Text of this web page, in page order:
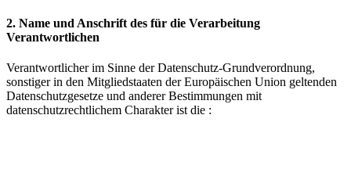
2. Name und Anschrift des für die Verarbeitung
Verantwortlichen
Verantwortlicher im Sinne der Datenschutz-Grundverordnung,
sonstiger in den Mitgliedstaaten der Europäischen Union geltenden
Datenschutzgesetze und anderer Bestimmungen mit
datenschutzrechtlichem Charakter ist die :